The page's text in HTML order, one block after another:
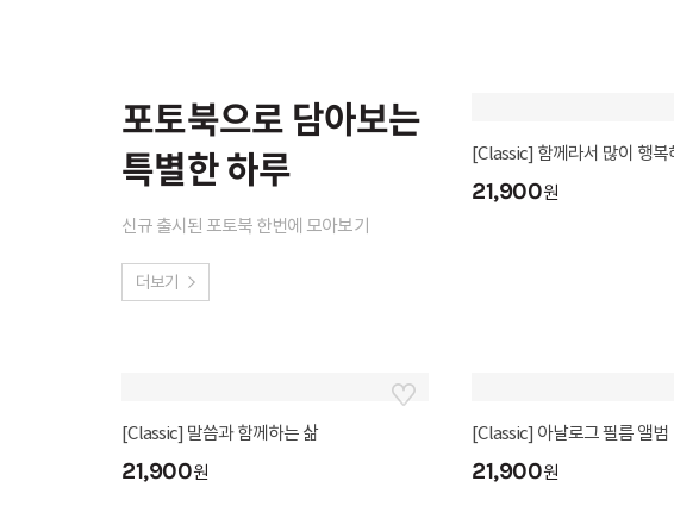
포토북으로 담아보는
특별한 하루
신규 출시된 포토북 한번에 모아보기
더보기
[Classic] 함께라서 많이 행복해
21,900원